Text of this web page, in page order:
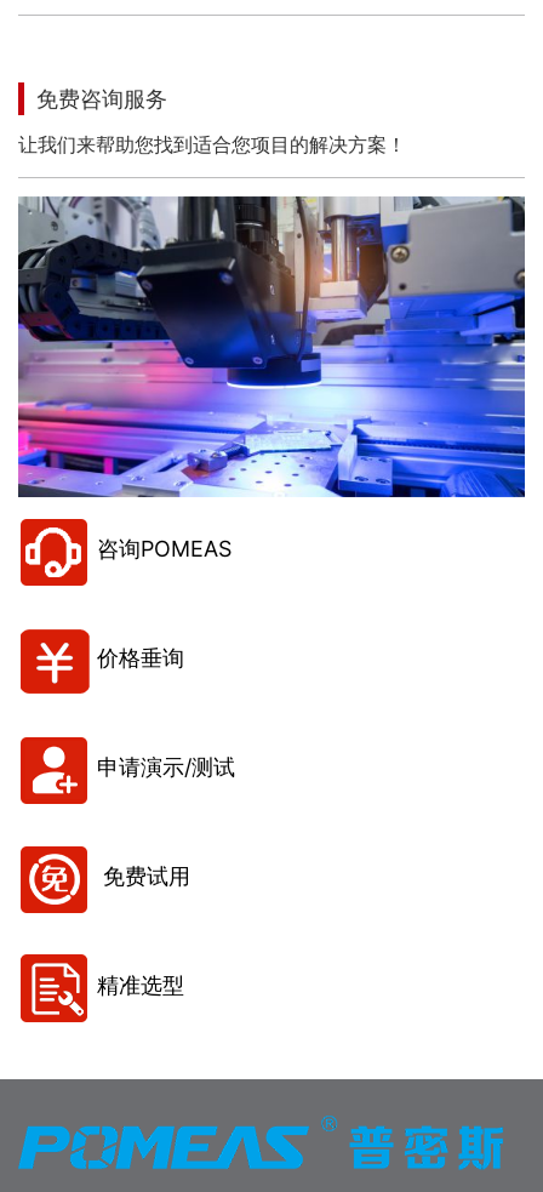
免费咨询服务
让我们来帮助您找到适合您项目的解决方案！
咨询POMEAS
价格垂询
申请演示/测试
免费试用
精准选型